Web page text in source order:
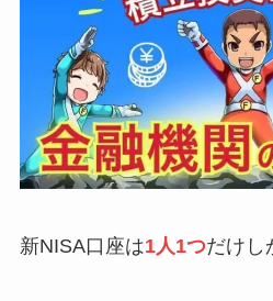
新NISA口座は1人1つだけし